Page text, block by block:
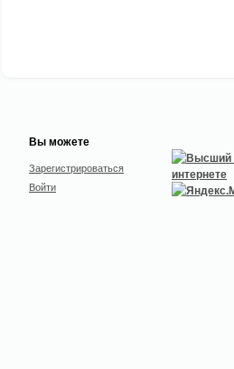
Вы можете
Зарегистрироваться
Войти